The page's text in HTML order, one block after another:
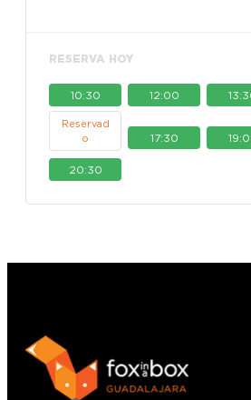
RESERVA HOY
10:30 12:00
Reservad
o
17:30
20:30